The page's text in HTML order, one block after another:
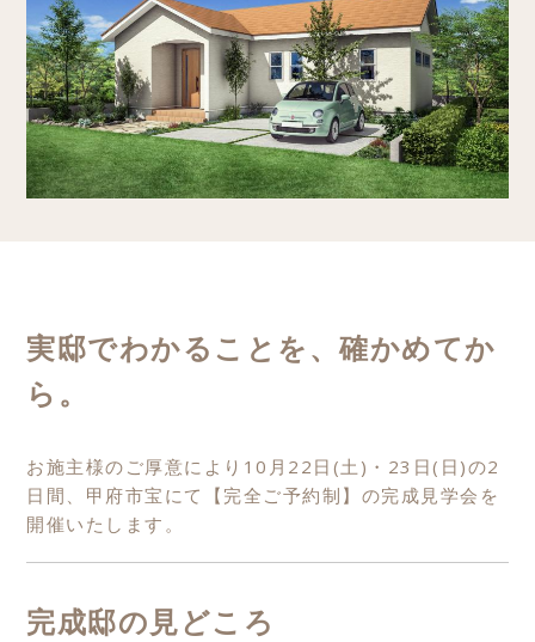
実邸でわかることを、確かめてか
ら。
お施主様のご厚意により10月22日(土)・23日(日)の2
日間、甲府市宝にて【完全ご予約制】の完成見学会を
開催いたします。
完成邸の見どころ